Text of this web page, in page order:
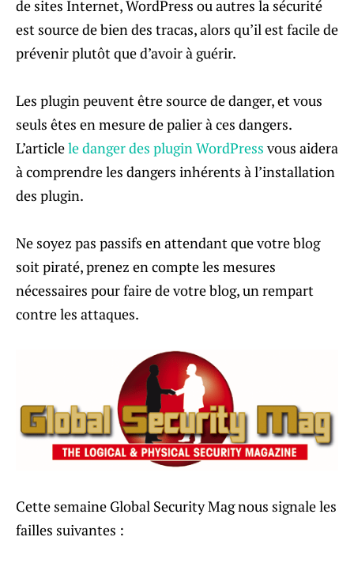
de sites Internet, WordPress ou autres la sécurité
est source de bien des tracas, alors qu’il est facile de
prévenir plutôt que d’avoir à guérir.
Les plugin peuvent être source de danger, et vous
seuls êtes en mesure de palier à ces dangers.
L’articlele danger des plugin WordPressvous aidera
à comprendre les dangers inhérents à l’installation
des plugin.
Ne soyez pas passifs en attendant que votre blog
soit piraté, prenez en compte les mesures
nécessaires pour faire de votre blog, un rempart
contre les attaques.
Cette semaine Global Security Mag nous signale les
failles suivantes :